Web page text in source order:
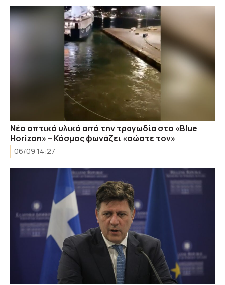
Νέο οπτικό υλικό από την τραγωδία στο «Blue
Horizon» – Κόσμος φωνάζει «σώστε τον»
06/09 14:27